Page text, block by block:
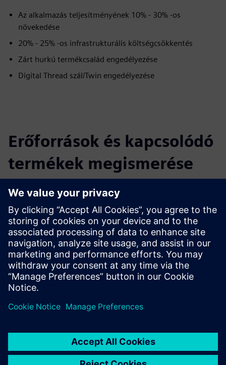
Az alkalmazás teljesítményének 10% - 30% -os
növekedése
20% - 25% -os infrastrukturális költségcsökkentés
Zárt hurkú termékcsalád engedélyezése
Digital Thread szál/Twin engedélyezése
Erőforrások és kapcsolódó
termékek megismerése
További információk és források
További információk
Feltételek
egyik sem